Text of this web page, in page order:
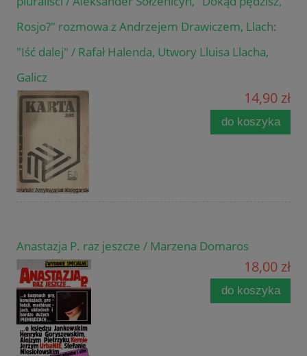
Rosjo?" rozmowa z Andrzejem Drawiczem, Llach:
"Iść dalej" / Rafał Halenda, Utwory Lluisa Llacha,
Galicz
14,90 zł
do koszyka
Anastazja P. raz jeszcze / Marzena Domaros
18,00 zł
do koszyka